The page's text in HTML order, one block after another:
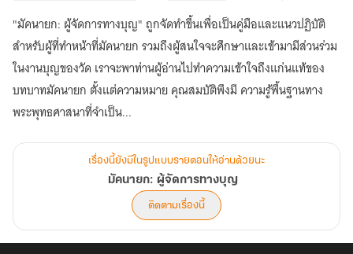
บุญ
"มัคนายก: ผู้จัดการทางบุญ" ถูกจัดทำขึ้นเพื่อเป็นคู่มือและแนวปฏิบัติ
สำหรับผู้ที่ทำหน้าที่มัคนายก รวมถึงผู้สนใจจะศึกษาและเข้ามามีส่วนร่วม
ในงานบุญของวัด เราจะพาท่านผู้อ่านไปทำความเข้าใจถึงแก่นแท้ของ
บทบาทมัคนายก ตั้งแต่ความหมาย คุณสมบัติพึงมี ความรู้พื้นฐานทาง
พระพุทธศาสนาที่จำเป็น...
เรื่องนี้ยังมีในรูปแบบรายตอนให้อ่านด้วยนะ
มัคนายก: ผู้จัดการทางบุญ
ติดตามเรื่องนี้